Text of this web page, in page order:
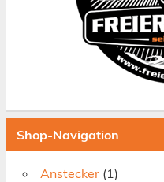
Shop-Navigation
Anstecker (1)